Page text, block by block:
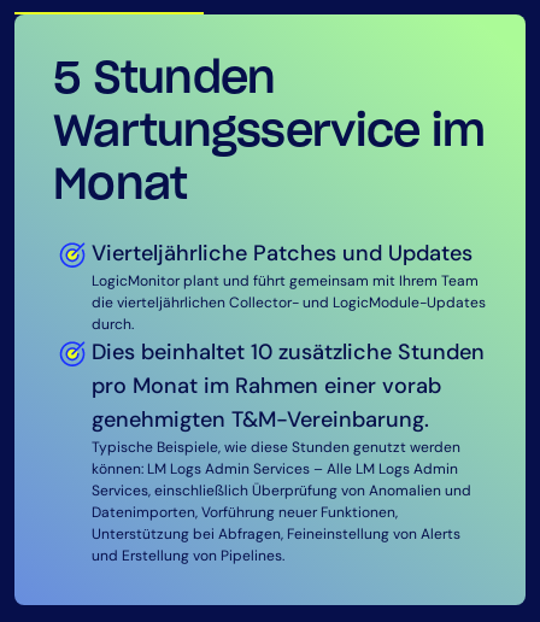
5 Stunden
Wartungsservice im
Monat
Vierteljährliche Patches und Updates
LogicMonitor plant und führt gemeinsam mit Ihrem Team
die vierteljährlichen Collector- und LogicModule-Updates
durch.
Dies beinhaltet 10 zusätzliche Stunden
pro Monat im Rahmen einer vorab
genehmigten T&M-Vereinbarung.
Typische Beispiele, wie diese Stunden genutzt werden
können: LM Logs Admin Services – Alle LM Logs Admin
Services, einschließlich Überprüfung von Anomalien und
Datenimporten, Vorführung neuer Funktionen,
Unterstützung bei Abfragen, Feineinstellung von Alerts
und Erstellung von Pipelines.
15 Stunden
Wartungsservice im
Monat
Vierteljährliche Patches und Updates
LogicMonitor plant und führt gemeinsam mit Ihrem Team
die vierteljährlichen Collector- und LogicModule-Updates
speziell vorgesehenen Sandbox-Umgebung durchgeführt.
Monatliche Portal-Reviews
LogicMonitor richtet verschiedene Portal-Review-
Dashboards ein, um die Leistungsfähigkeit Ihres Portals
besser im Blick zu behalten. Gleichzeitig unterstützt
LogicMonitor Ihr Team dabei,
Gerätekommunikationsprobleme zu lösen,
Alarmmeldungen zu optimieren und Benutzerkonten
Sicherheitsstandards sicherzustellen.
40 Stunden/Monat
Engagement
Vierteljährliche Patches und Updates
LogicMonitor plant und führt gemeinsam mit Ihrem Team
die vierteljährlichen Collector- und LogicModule-Updates
durch. Dabei werden vor der Bereitstellung Tests in einer
speziell vorgesehenen Sandbox-Umgebung durchgeführt.
Monatliche Portal-Reviews
LogicMonitor richtet verschiedene Portal-Review-
Dashboards ein, um die Leistungsfähigkeit Ihres Portals
besser im Blick zu behalten. Gleichzeitig unterstützt
LogicMonitor Ihr Team dabei,
Gerätekommunikationsprobleme zu lösen,
Alarmmeldungen zu optimieren und Benutzerkonten
sowie Rollen zu prüfen, um die Einhaltung bewährter
Sicherheitsstandards sicherzustellen.